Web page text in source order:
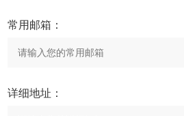
常用邮箱：
详细地址：